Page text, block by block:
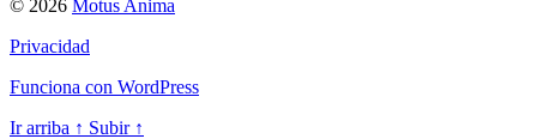
© 2026 Motus Anima
Privacidad
Funciona con WordPress
Ir arriba ↑ Subir ↑